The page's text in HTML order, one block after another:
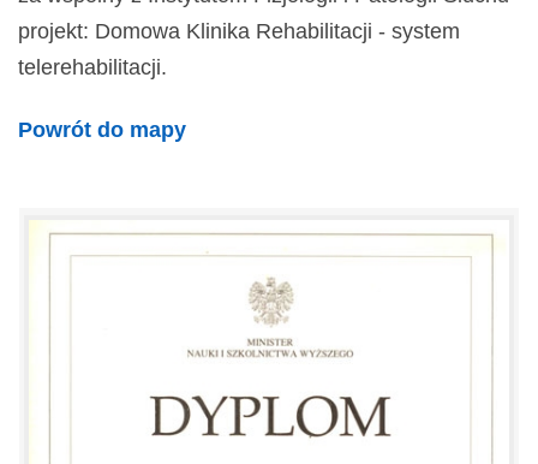
projekt: Domowa Klinika Rehabilitacji - system
telerehabilitacji.
Powrót do mapy